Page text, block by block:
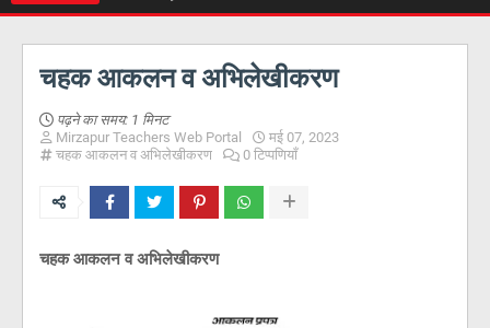
चहक आकलन व अभिलेखीकरण
पढ़ने का समय: 1 मिनट
Mirzapur Teachers Web Portal
मई 07, 2023
चहक आकलन व अभिलेखीकरण
0 टिप्पणियाँ
चहक आकलन व अभिलेखीकरण